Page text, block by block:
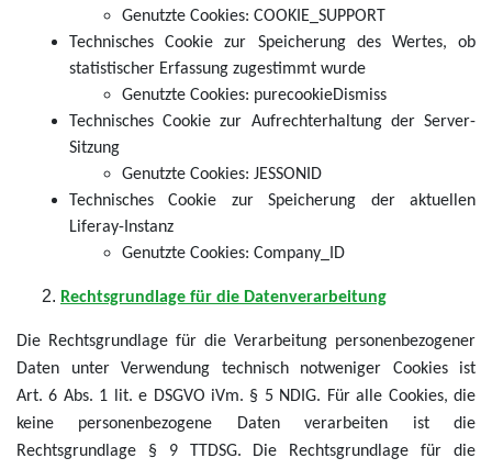
Genutzte Cookies: COOKIE_SUPPORT
Technisches Cookie zur Speicherung des Wertes, ob
statistischer Erfassung zugestimmt wurde
Genutzte Cookies: purecookieDismiss
Technisches Cookie zur Aufrechterhaltung der Server-
Sitzung
Genutzte Cookies: JESSONID
Technisches Cookie zur Speicherung der aktuellen
Liferay-Instanz
Genutzte Cookies: Company_ID
Rechtsgrundlage für die Datenverarbeitung
Die Rechtsgrundlage für die Verarbeitung personenbezogener
Daten unter Verwendung technisch notweniger Cookies ist
Art. 6 Abs. 1 lit. e DSGVO iVm. § 5 NDIG. Für alle Cookies, die
keine personenbezogene Daten verarbeiten ist die
Rechtsgrundlage § 9 TTDSG. Die Rechtsgrundlage für die